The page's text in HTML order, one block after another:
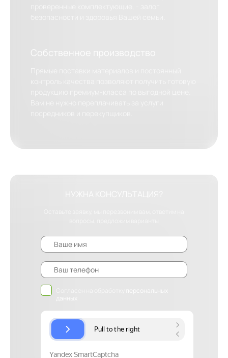
Собственное производство
персональных
данных